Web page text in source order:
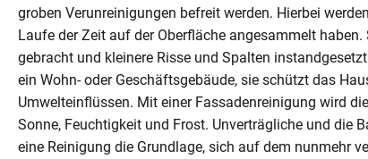
groben Verunreinigungen befreit werden. Hierbei
Laufe der Zeit auf der Oberfläche angesammelt
gebracht und kleinere Risse und Spalten
ein Wohn- oder Geschäftsgebäude, sie schützt das
Umwelteinflüssen. Mit einer Fassadenreinigung wird
Sonne, Feuchtigkeit und Frost. Unverträgliche und die
eine Reinigung die Grundlage, sich auf dem nunmehr